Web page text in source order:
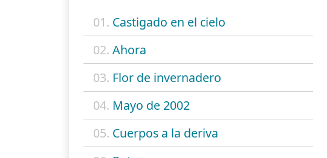
01. Castigado en el cielo
02. Ahora
03. Flor de invernadero
04. Mayo de 2002
05. Cuerpos a la deriva